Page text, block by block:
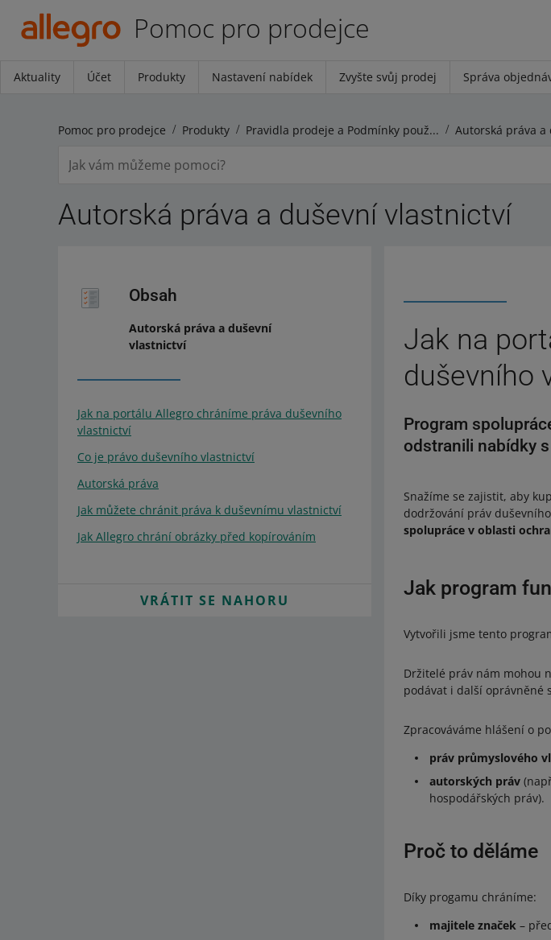
Pomoc pro prodejce
Aktuality Účet Produkty Nastavení nabídek Zvyšte svůj prodej Správa
Pomoc pro prodejce Produkty Pravidla prodeje a Podmínky používání
Autorská práva a duševní vlastnictví
Obsah
Autorská práva a duševní
vlastnictví
Jak na portálu Allegro chráníme práva duševního
vlastnictví
Co je právo duševního vlastnictví
Autorská práva
Jak můžete chránit práva k duševnímu vlastnictví
Jak Allegro chrání obrázky před kopírováním
VRÁTIT SE NAHORU
Jak na
duševního
Program
odstranili nabídky
Snažíme se zajistit, aby
dodržování práv
spolupráce v oblasti
Jak program
Vytvořili jsme tento
Držitelé práv nám mohou
podávat i další oprávněné
Zpracováváme hlášení o
práv průmyslového
autorských práv
hospodářských práv).
Proč to děláme
Díky progamu chráníme:
majitele značek –